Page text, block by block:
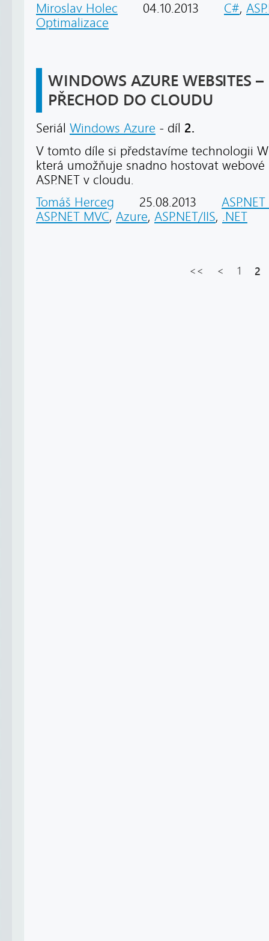
Miroslav Holec 04.10.2013 C#,
Optimalizace
WINDOWS AZURE WEBSITES
PŘECHOD DO CLOUDU
Seriál Windows Azure - díl 2.
V tomto díle si představíme technologii
která umožňuje snadno hostovat webové
ASP.NET v cloudu.
Tomáš Herceg
25.08.2013
ASP.NET MVC, Azure, ASP.NET/IIS, .NET
<< < 1 2